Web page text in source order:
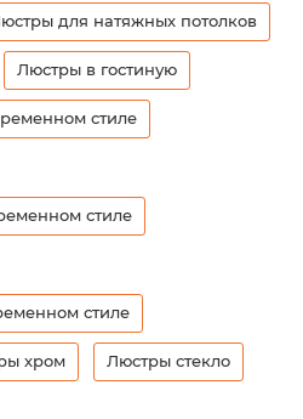
для натяжных потолков
Люстры в гостиную
стиле
стиле
стиле
хром Люстры стекло